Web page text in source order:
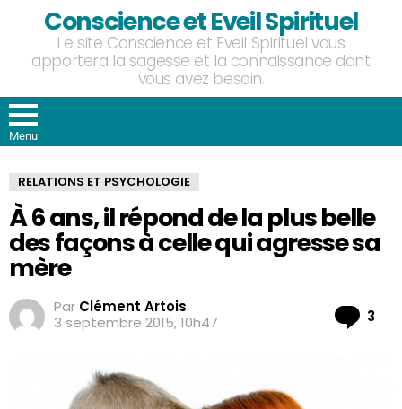
Conscience et Eveil Spirituel
Le site Conscience et Eveil Spirituel vous
apportera la sagesse et la connaissance dont
vous avez besoin.
Menu
RELATIONS ET PSYCHOLOGIE
À 6 ans, il répond de la plus belle
des façons à celle qui agresse sa
mère
Par Clément Artois
3 septembre 2015, 10h47
3